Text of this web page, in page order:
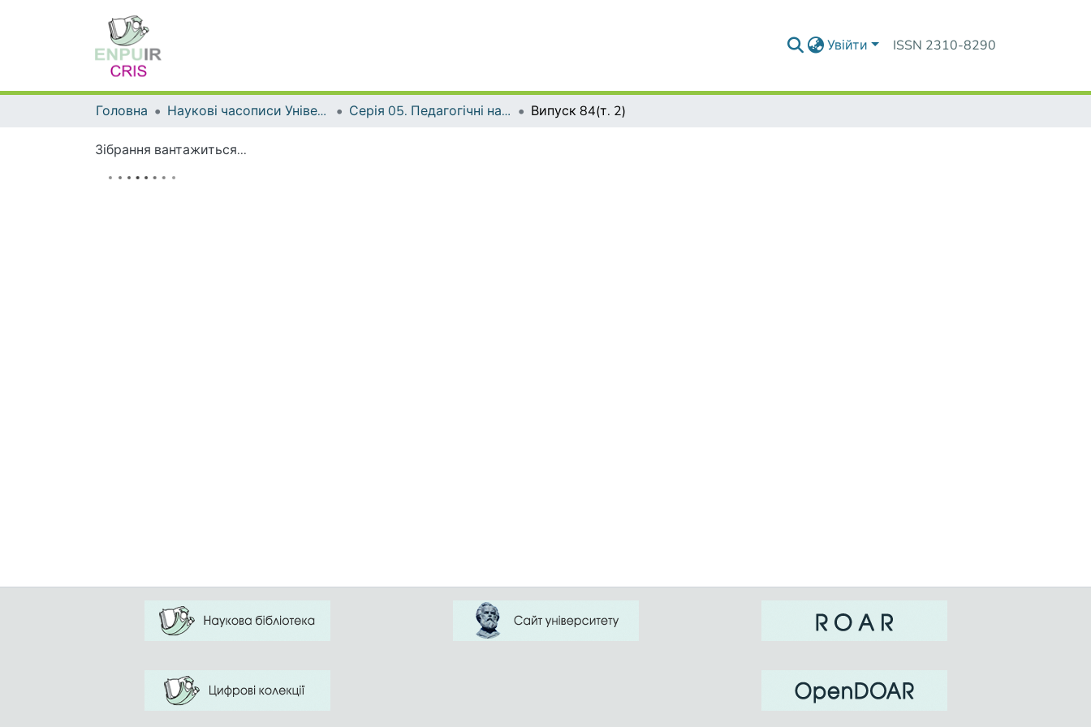
Увійти ISSN 2310-8290
Головна Наукові часописи Університету Серія 05. Педагогічні науки: реалії та перспективи Випуск 84(т. 2)
Зібрання вантажиться...